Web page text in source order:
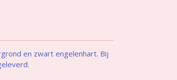
en zwart engelenhart. Bij